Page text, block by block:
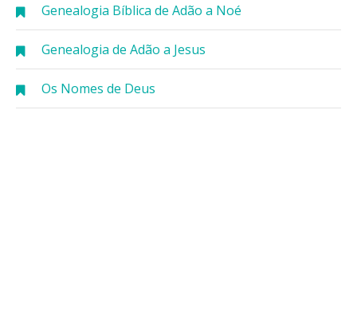
Genealogia Bíblica de Adão a Noé
Genealogia de Adão a Jesus
Os Nomes de Deus